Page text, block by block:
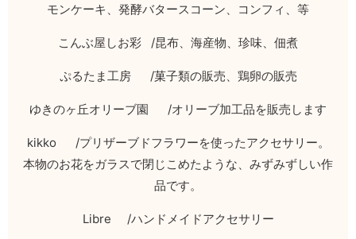
モンケーキ、発酵バタースコーン、コンフィ、等
こんぶ屋しお彩 /昆布、海産物、珍味、佃煮
ぷるたま工房/菓子類の販売、鶏卵の販売
ゆきのヶ丘オリーブ園 /オリーブ加工品を販売します
kikko /プリザーブドフラワーを使ったアクセサリー。
本物のお花をガラスで閉じこめたような、みずみずしい作
品です。
Libre /ハンドメイドアクセサリー